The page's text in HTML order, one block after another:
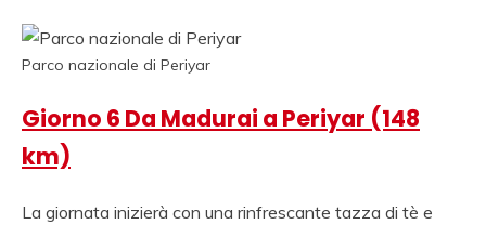
Parco nazionale di Periyar
Giorno 6 Da Madurai a Periyar (148
km)
La giornata inizierà con una rinfrescante tazza di tè e